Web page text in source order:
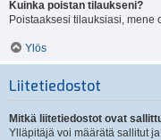
Kuinka poistan tilaukseni?
Poistaaksesi tilauksiasi,
Ylös
Liitetiedostot
Mitkä liitetiedostot ovat
Ylläpitäjä voi määrätä sallitut